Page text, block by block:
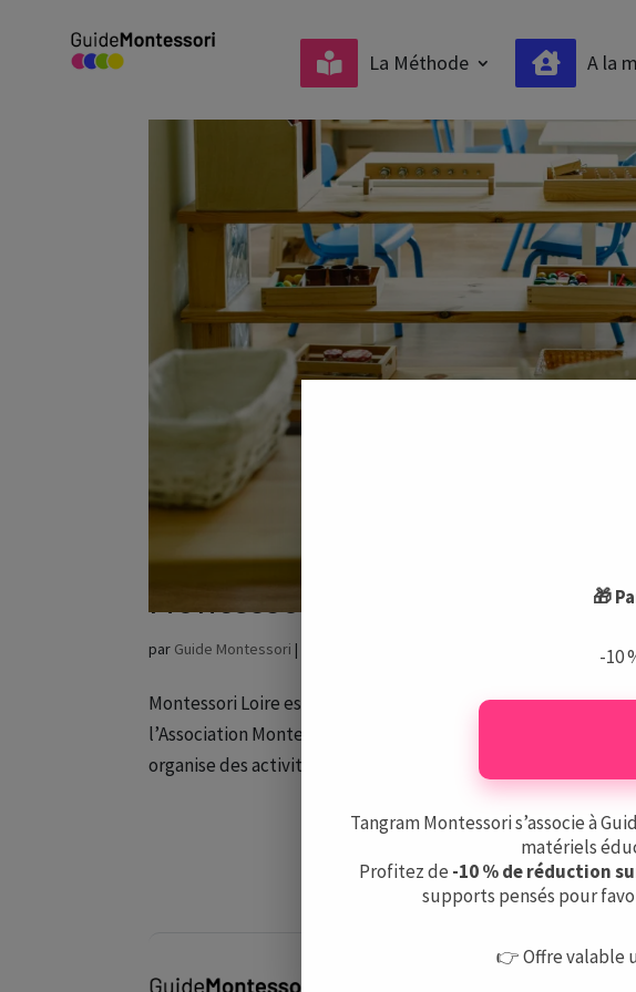
La Méthode A la
Montessori Loire
par Guide Montessori |
Montessori Loire est une école Montessori située à La
l’Association Montessori de France. Montessori Loire
organise des activités autour du jardinage et des...
🎁
-10
Tangram Montessori s’associe à
matériels
Profitez de -10 % de réduction
supports pensés pour
👉 Offre valable